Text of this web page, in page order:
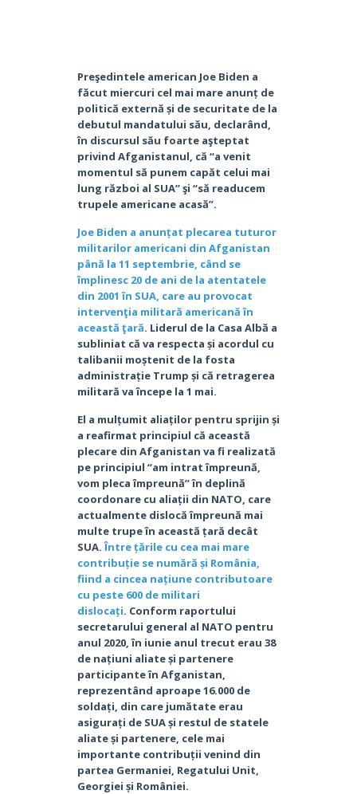
Preşedintele american Joe Biden a
făcut miercuri cel mai mare anunț de
politică externă și de securitate de la
debutul mandatului său, declarând,
în discursul său foarte aşteptat
privind Afganistanul, că “a venit
momentul să punem capăt celui mai
lung război al SUA” şi “să readucem
trupele americane acasă”.
Joe Biden a anunțat plecarea tuturor
militarilor americani din Afganistan
până la 11 septembrie, când se
împlinesc 20 de ani de la atentatele
din 2001 în SUA, care au provocat
intervenţia militară americană în
această ţară. Liderul de la Casa Albă a
subliniat că va respecta și acordul cu
talibanii moștenit de la fosta
administrație Trump și că retragerea
militară va începe la 1 mai.
El a mulțumit aliaților pentru sprijin și
a reafirmat principiul că această
plecare din Afganistan va fi realizată
pe principiul “am intrat împreună,
vom pleca împreună” în deplină
coordonare cu aliații din NATO, care
actualmente dislocă împreună mai
multe trupe în această țară decât
SUA.Între țările cu cea mai mare
contribuție se numără și România,
fiind a cincea națiune contributoare
cu peste 600 de militari
dislocați. Conform raportului
secretarului general al NATO pentru
anul 2020, în iunie anul trecut erau 38
de națiuni aliate și partenere
participante în Afganistan,
reprezentând aproape 16.000 de
soldați, din care jumătate erau
asigurați de SUA și restul de statele
aliate și partenere, cele mai
importante contribuții venind din
partea Germaniei, Regatului Unit,
Georgiei și României.